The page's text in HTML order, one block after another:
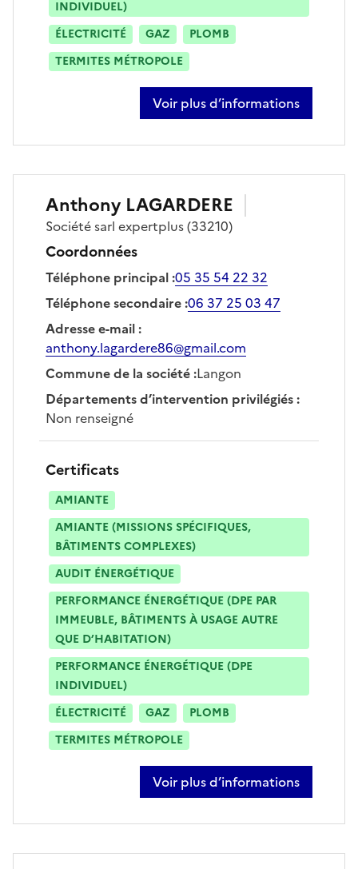
INDIVIDUEL)
ÉLECTRICITÉ
GAZ
PLOMB
TERMITES MÉTROPOLE
Voir plus d’informations
sur carole guist'hau
Anthony LAGARDERE
Sociétésarl expertplus(33210)
Coordonnées
Téléphone principal:05 35 54 22 32
Téléphone secondaire:06 37 25 03 47
Adresse e-mail:
anthony.lagardere86@gmail.com
Commune de la société:Langon
Départements d’intervention privilégiés:
Non renseigné
Certificats
AMIANTE
AMIANTE (MISSIONS SPÉCIFIQUES,
BÂTIMENTS COMPLEXES)
AUDIT ÉNERGÉTIQUE
PERFORMANCE ÉNERGÉTIQUE (DPE PAR
IMMEUBLE, BÂTIMENTS À USAGE AUTRE
QUE D’HABITATION)
PERFORMANCE ÉNERGÉTIQUE (DPE
INDIVIDUEL)
ÉLECTRICITÉ
GAZ
PLOMB
TERMITES MÉTROPOLE
Voir plus d’informations
sur anthony lagardere